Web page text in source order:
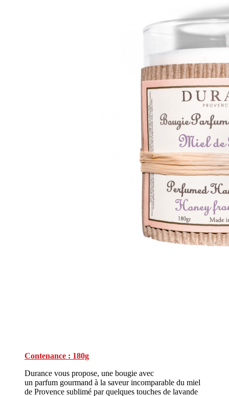
Contenance : 180g
Durance vous propose, une bougie avec
un parfum gourmand à la saveur incomparable du miel
de Provence sublimé par quelques touches de lavande